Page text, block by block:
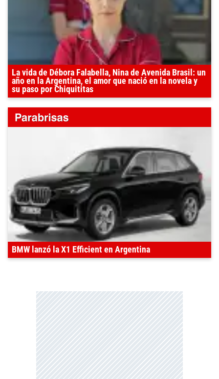
La vida de Débora Falabella, Nina de Avenida Brasil: un
año en la Argentina, el amor que nació en la novela y
su paso por Chiquititas
BMW lanzó la X1 Efficient en Argentina